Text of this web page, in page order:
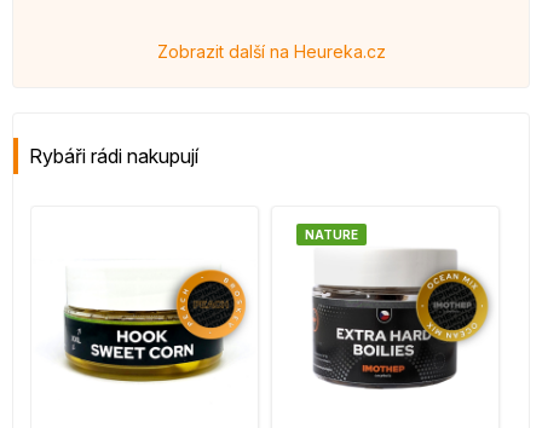
Zobrazit další na Heureka.cz
Rybáři rádi nakupují
NATURE